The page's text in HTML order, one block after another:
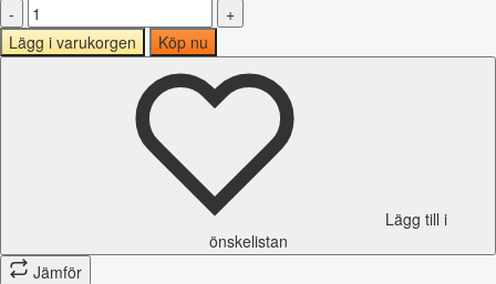
-
+
Lägg i varukorgen
Köp nu
Lägg till i
önskelistan
Jämför